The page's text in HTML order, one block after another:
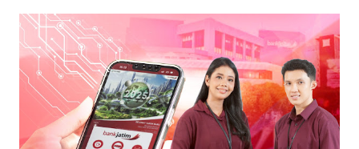
hujan. Cuma kendalanya hanya utilitas dan pembongkaran
jembatan. "Utilitas PDAM, PLN kemarin kita ada kordinasi
intens ada grup utilitas juga, cuma kadang mereka juga
butuh proses dalam pengadaan bahannya, butuh proses
pihak ketiga nya. Sehingga kita beberapa kali kehilangan
waktu karena hal tersebut." terang Iwan, kepada media ini